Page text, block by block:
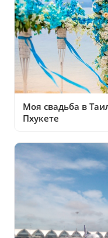
Моя свадьба в
Пхукете